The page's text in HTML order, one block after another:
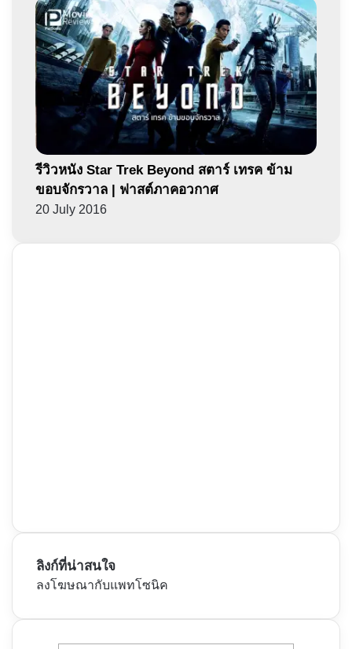
รีวิวหนัง Star Trek Beyond สตาร์ เทรค ข้าม
ขอบจักรวาล | ฟาสต์ภาคอวกาศ
20 July 2016
ลิงก์ที่น่าสนใจ
ลงโฆษณากับแพทโซนิค